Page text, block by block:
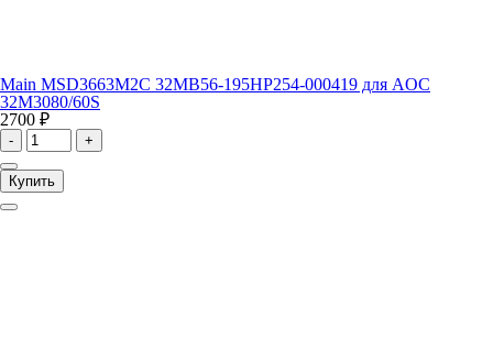
Main MSD3663M2C 32MB56-195HP254-000419 для AOC
32M3080/60S
2700 ₽
- +
Купить